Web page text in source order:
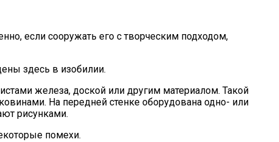
если сооружать его с творческим подходом,
здесь в изобилии.
железа, доской или другим материалом. Такой
На передней стенке оборудована одно- или
рисунками.
помехи.